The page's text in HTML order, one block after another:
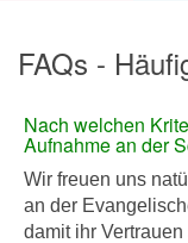
FAQs -
Nach welchen
Aufnahme an der
Wir freuen uns
an der
damit ihr